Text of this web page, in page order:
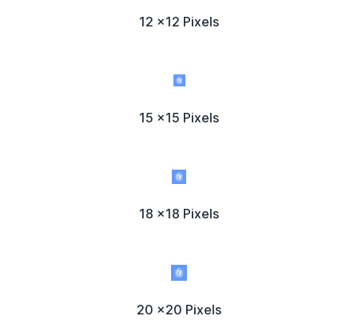
12 x12 Pixels
15 x15 Pixels
18 x18 Pixels
20 x20 Pixels